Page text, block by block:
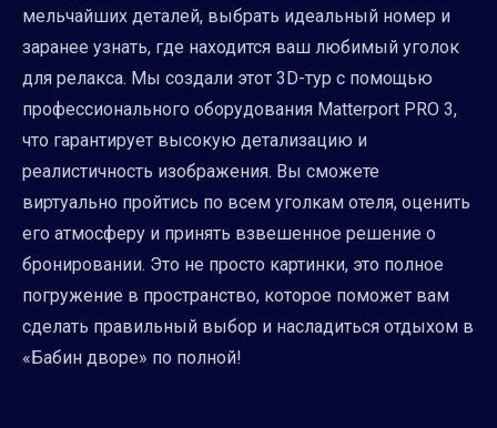
мельчайших деталей, выбрать идеальный номер и
заранее узнать, где находится ваш любимый уголок
для релакса. Мы создали этот 3D-тур с помощью
профессионального оборудования Matterport PRO 3,
что гарантирует высокую детализацию и
реалистичность изображения. Вы сможете
виртуально пройтись по всем уголкам отеля, оценить
его атмосферу и принять взвешенное решение о
бронировании. Это не просто картинки, это полное
погружение в пространство, которое поможет вам
сделать правильный выбор и насладиться отдыхом в
«Бабин дворе» по полной!